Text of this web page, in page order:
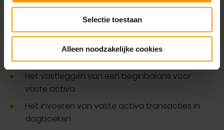
Selectie toestaan
Alleen noodzakelijke cookies
Het aanmaken van een vast activum
Het vastleggen van een beginbalans voor
vaste activa
Het invoeren van vaste activa transacties in
dagboeken